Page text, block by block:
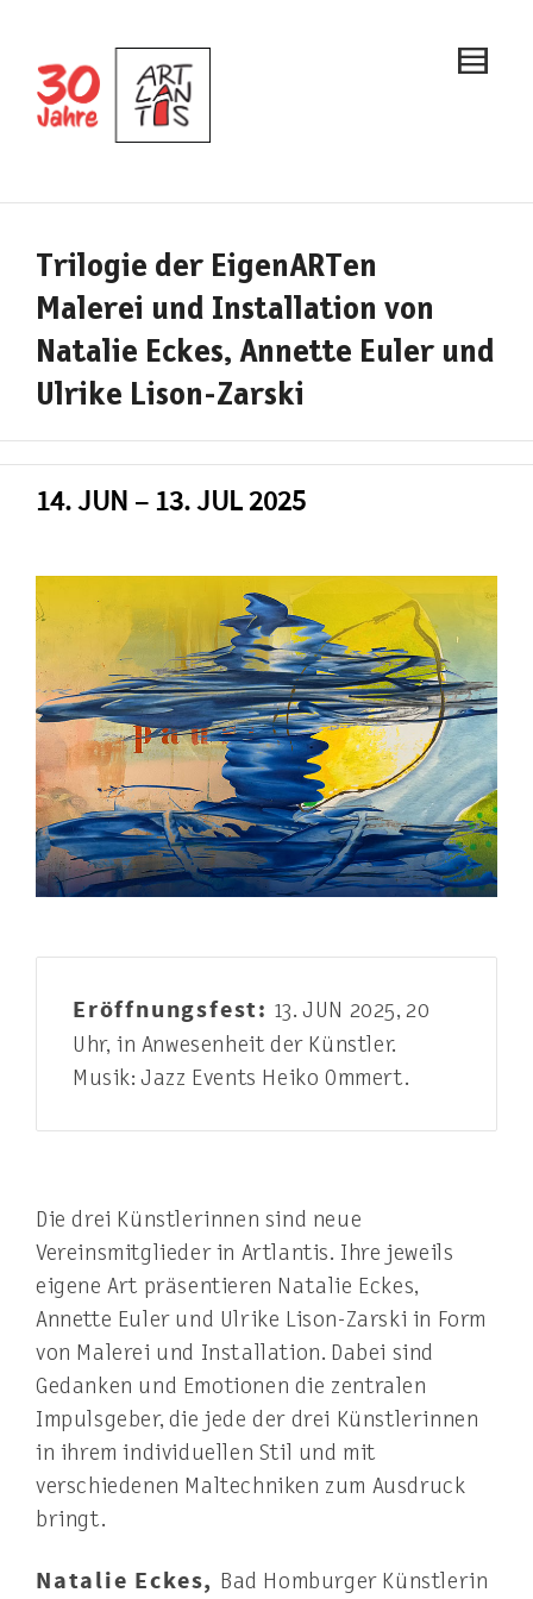
Trilogie der EigenARTen
Malerei und Installation von
Natalie Eckes, Annette Euler und
Ulrike Lison-Zarski
14. JUN – 13. JUL 2025
Eröffnungsfest: 13. JUN 2025, 20
Uhr, in Anwesenheit der Künstler.
Musik: Jazz Events Heiko Ommert.
Die drei Künstlerinnen sind neue
Vereinsmitglieder in Artlantis. Ihre jeweils
eigene Art präsentieren Natalie Eckes,
Annette Euler und Ulrike Lison-Zarski in Form
von Malerei und Installation. Dabei sind
Gedanken und Emotionen die zentralen
Impulsgeber, die jede der drei Künstlerinnen
in ihrem individuellen Stil und mit
verschiedenen Maltechniken zum Ausdruck
bringt.
Natalie Eckes, Bad Homburger Künstlerin